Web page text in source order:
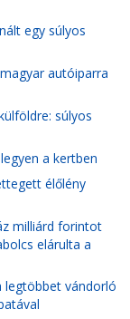
egy súlyos
autóiparra
súlyos
a kertben
élőlény
milliárd forintot
elárulta a
legtöbbet vándorló